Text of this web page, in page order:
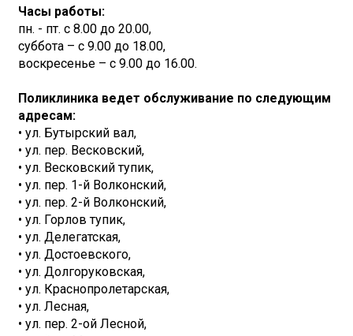
Часы работы:
пн. - пт. с 8.00 до 20.00,
суббота – с 9.00 до 18.00,
воскресенье – с 9.00 до 16.00.
Поликлиника ведет обслуживание по следующим
адресам:
• ул. Бутырский вал,
• ул. пер. Весковский,
• ул. Весковский тупик,
• ул. пер. 1-й Волконский,
• ул. пер. 2-й Волконский,
• ул. Горлов тупик,
• ул. Делегатская,
• ул. Достоевского,
• ул. Долгоруковская,
• ул. Краснопролетарская,
• ул. Лесная,
• ул. пер. 2-ой Лесной,